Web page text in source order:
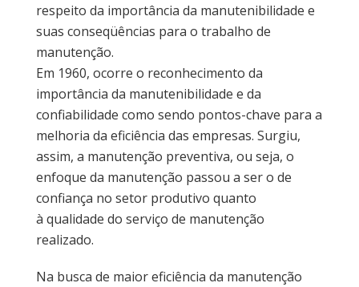
respeito da importância da manutenibilidade e
suas conseqüências para o trabalho de
manutenção.
Em 1960, ocorre o reconhecimento da
importância da manutenibilidade e da
confiabilidade como sendo pontos-chave para a
melhoria da eficiência das empresas. Surgiu,
assim, a manutenção preventiva, ou seja, o
enfoque da manutenção passou a ser o de
confiança no setor produtivo quanto
à qualidade do serviço de manutenção
realizado.
Na busca de maior eficiência da manutenção